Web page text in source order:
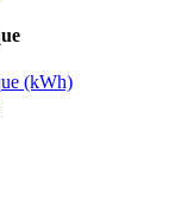
(kWh)